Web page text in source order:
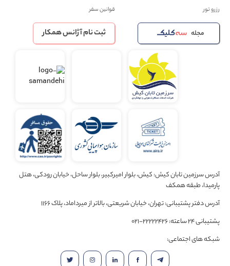
رزرو تور
قوانین سفر
مجله ثبت نام آژانس همکار
آدرس سرزمین تابان کیش: کیش، بلوار امیرکبیر، بلوار ساحل، خیابان رودکی، هتل
پارمیدا، طبقه همکف
آدرس دفتر پشتیبانی: تهران، خیابان شریعتی، بالاتر از میرداماد، پلاک 1166
پشتیبانی 24 ساعته: 22222426-021
شبکه های اجتماعی: